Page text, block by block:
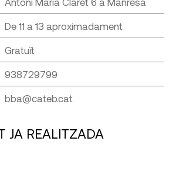
De 11 a 13 aproximadament
Gratuït
938729799
bba@cateb.cat
JA REALITZADA